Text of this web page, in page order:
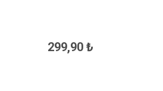
299,90 ₺